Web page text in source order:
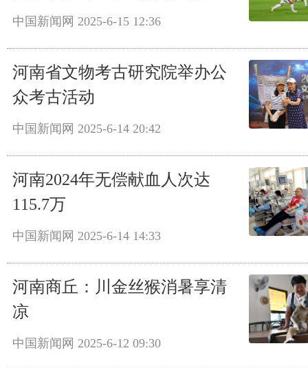
中国新闻网 2025-6-15 12:36
河南省文物考古研究院举办公
众考古活动
中国新闻网 2025-6-14 20:42
河南2024年无偿献血人次达
115.7万
中国新闻网 2025-6-14 14:33
河南商丘：川金丝猴消暑享清
凉
中国新闻网 2025-6-12 09:30